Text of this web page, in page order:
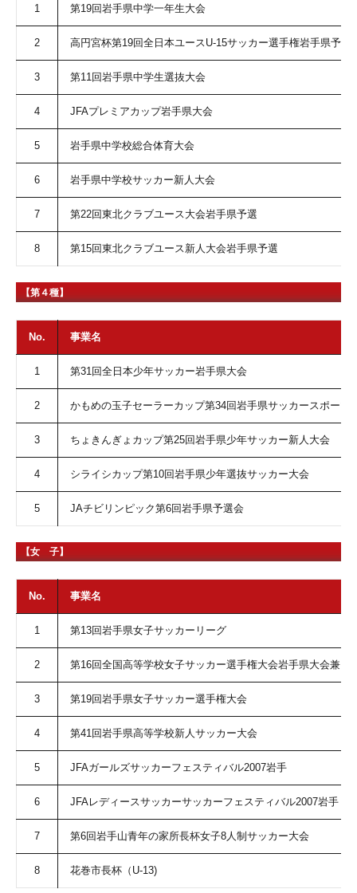
1 第19回岩手県中学一年生大会
2 高円宮杯第19回全日本ユースU-15サッカー選手権岩手県予選
3 第11回岩手県中学生選抜大会
4 JFAプレミアカップ岩手県大会
5 岩手県中学校総合体育大会
6 岩手県中学校サッカー新人大会
7 第22回東北クラブユース大会岩手県予選
8 第15回東北クラブユース新人大会岩手県予選
【第４種】
No. 事業名
1 第31回全日本少年サッカー岩手県大会
2 かもめの玉子セーラーカップ第34回岩手県サッカースポーツ
3 ちょきんぎょカップ第25回岩手県少年サッカー新人大会
4 シライシカップ第10回岩手県少年選抜サッカー大会
5 JAチビリンピック第6回岩手県予選会
【女 子】
No. 事業名
1 第13回岩手県女子サッカーリーグ
2 第16回全国高等学校女子サッカー選手権大会岩手県大会兼
3 第19回岩手県女子サッカー選手権大会
4 第41回岩手県高等学校新人サッカー大会
5 JFAガールズサッカーフェスティバル2007岩手
6 JFAレディースサッカーサッカーフェスティバル2007岩手
7 第6回岩手山青年の家所長杯女子8人制サッカー大会
8 花巻市長杯（U-13)